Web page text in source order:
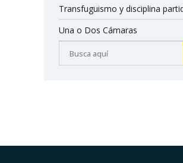
Transfuguismo y disciplina
Una o Dos Cámaras